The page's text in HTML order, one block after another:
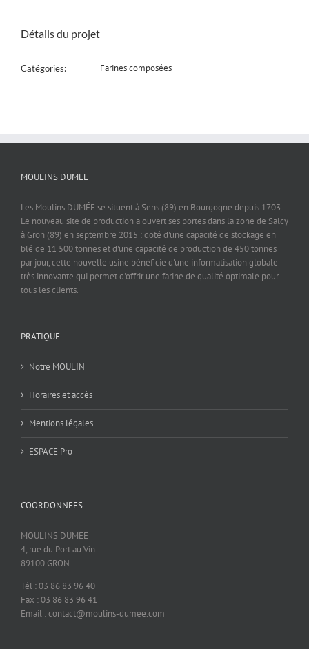
Détails du projet
Catégories: Farines composées
MOULINS DUMEE
Les Moulins DUMÉE se situent à Sens (89) en Bourgogne depuis 1703.
Le nouveau site de production a ouvert ses portes dans la zone de Salcy
à Gron (89) en septembre 2015 : doté d'une capacité de stockage en
blé de 11 500 tonnes et d'une capacité de production de 450 tonnes
par jour, cette nouvelle usine bénéficie d'une informatisation globale
très innovante qui permet d'offrir une farine de qualité optimale pour
tous les clients.
PRATIQUE
Notre MOULIN
Horaires et accès
Mentions légales
ESPACE Pro
COORDONNEES
MOULINS DUMEE
4, rue du Port au Vin
89100 GRON
Tél : 03 86 83 96 40
Fax : 03 86 83 96 41
Email : contact@moulins-dumee.com